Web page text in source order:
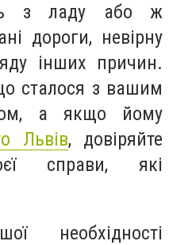
з ладу або ж
дороги, невірну
інших причин.
сталося з вашим
а якщо йому
Львів, довіряйте
справи, які
необхідності